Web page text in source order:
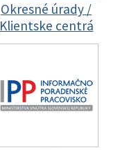
Okresné úrady /
Klientske centrá